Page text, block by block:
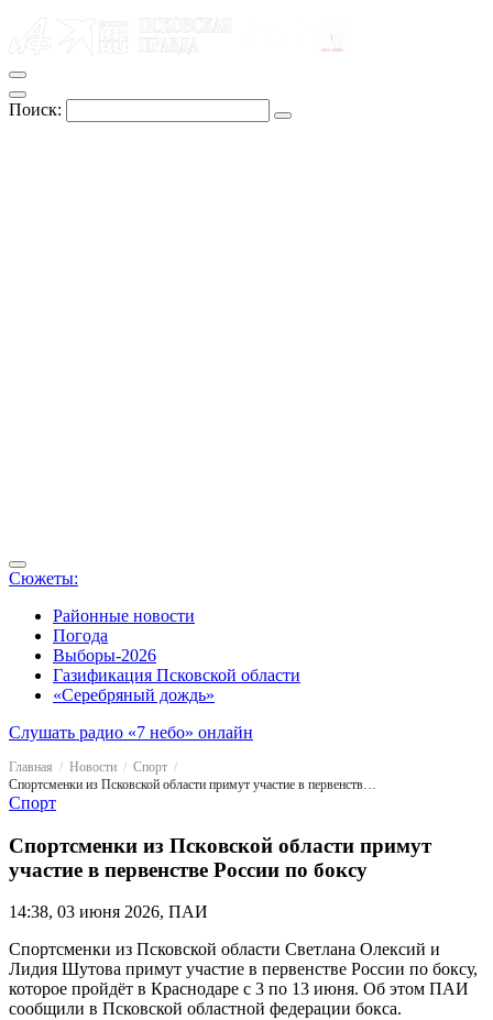
Поиск:
Сюжеты:
Районные новости
Погода
Выборы-2026
Газификация Псковской области
«Серебряный дождь»
Слушать радио «7 небо» онлайн
Главная Новости
Спорт
Спортсменки из Псковской области примут участие в первенстве России по боксу
Спорт
Спортсменки из Псковской области примут
участие в первенстве России по боксу
14:38, 03 июня 2026, ПАИ
Спортсменки из Псковской области Светлана Олексий и
Лидия Шутова примут участие в первенстве России по боксу,
которое пройдёт в Краснодаре с 3 по 13 июня. Об этом ПАИ
сообщили в Псковской областной федерации бокса.